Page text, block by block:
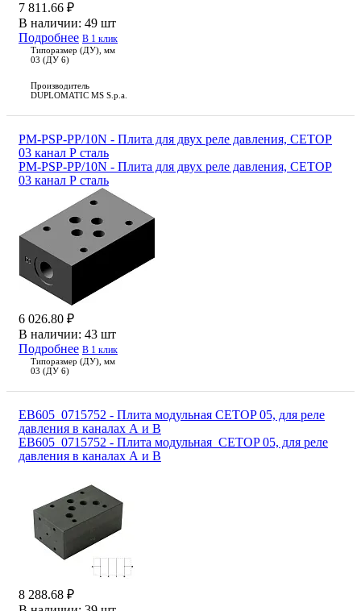
7 811.66 ₽
В наличии: 49 шт
Подробнее В 1 клик
Типоразмер (ДУ), мм
03 (ДУ 6)
Производитель
DUPLOMATIC MS S.p.a.
PM-PSP-PP/10N - Плита для двух реле давления, CETOP
03 канал Р сталь
PM-PSP-PP/10N - Плита для двух реле давления, CETOP
03 канал Р сталь
6 026.80 ₽
В наличии: 43 шт
Подробнее В 1 клик
Типоразмер (ДУ), мм
03 (ДУ 6)
EB605_0715752 - Плита модульная CETOP 05, для реле
давления в каналах А и В
EB605_0715752 - Плита модульная CETOP 05, для реле
давления в каналах А и В
8 288.68 ₽